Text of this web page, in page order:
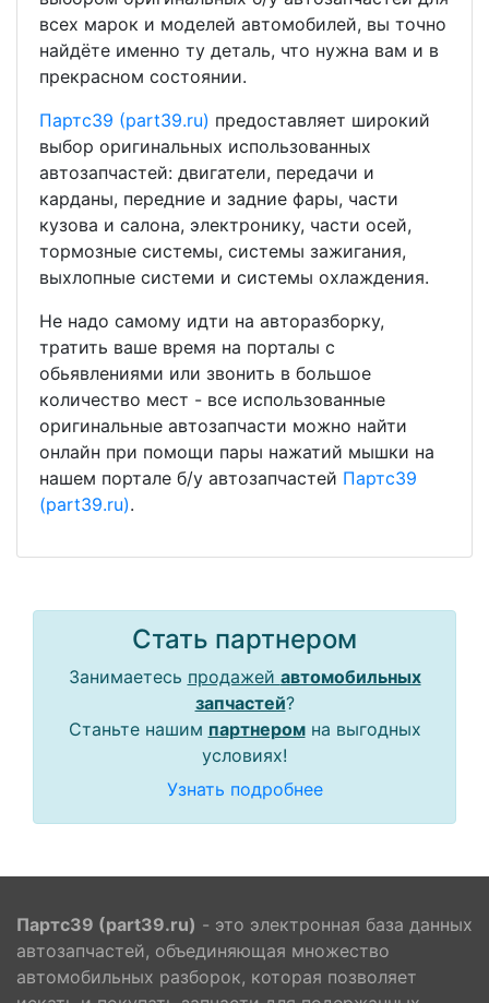
всех марок и моделей автомобилей, вы точно
найдёте именно ту деталь, что нужна вам и в
прекрасном состоянии.
Партс39 (part39.ru) предоставляет широкий
выбор оригинальных использованных
автозапчастей: двигатели, передачи и
карданы, передние и задние фары, части
кузова и салона, электронику, части осей,
тормозные системы, системы зажигания,
выхлопные системи и системы охлаждения.
Не надо самому идти на авторазборку,
тратить ваше время на порталы с
обьявлениями или звонить в большое
количество мест - все использованные
оригинальные автозапчасти можно найти
онлайн при помощи пары нажатий мышки на
нашем портале б/у автозапчастей Партс39
(part39.ru).
Стать партнером
Занимаетесь продажей автомобильных
запчастей?
Станьте нашим партнеромна выгодных
условиях!
Узнать подробнее
Партс39 (part39.ru) - это электронная база данных
автозапчастей, объединяющая множество
автомобильных разборок, которая позволяет